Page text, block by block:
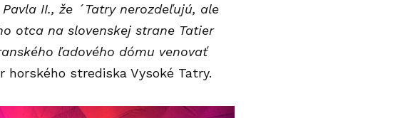
II., že ´Tatry nerozdeľujú, ale
otca na slovenskej strane Tatier
ľadového dómu venovať
strediska Vysoké Tatry.